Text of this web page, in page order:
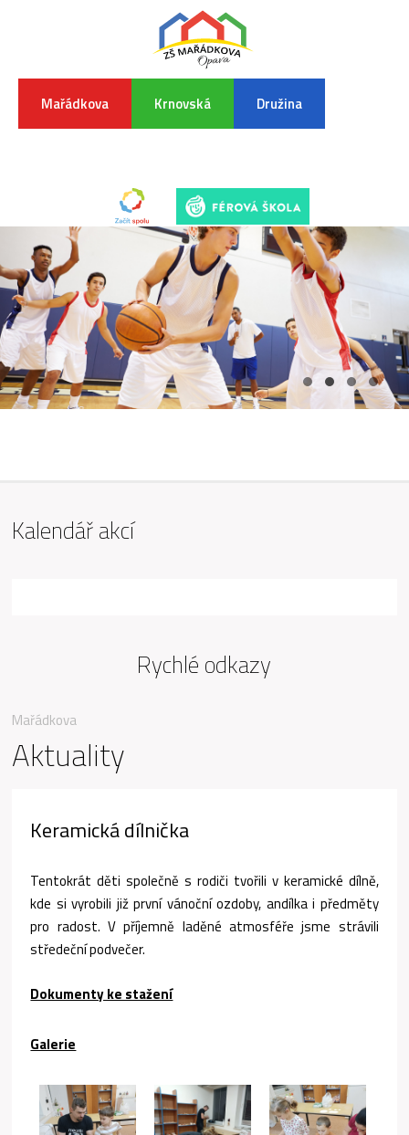
Mařádkova Krnovská Družina
Mařádkova
Aktuality
Keramická dílnička
Tentokrát děti společně s rodiči tvořili v keramické dílně,
kde si vyrobili již první vánoční ozdoby, andílka i předměty
pro radost. V příjemně laděné atmosféře jsme strávili
středeční podvečer.
Dokumenty ke stažení
Galerie
Kalendář akcí
Rychlé odkazy